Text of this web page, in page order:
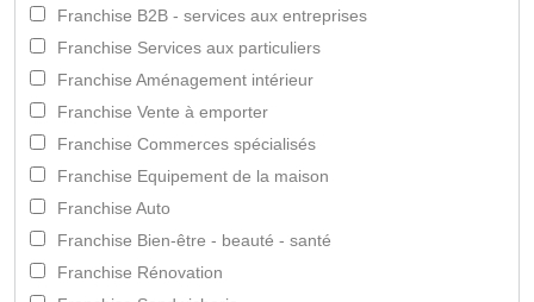
Franchise B2B - services aux entreprises
Franchise Services aux particuliers
Franchise Aménagement intérieur
Franchise Vente à emporter
Franchise Commerces spécialisés
Franchise Equipement de la maison
Franchise Auto
Franchise Bien-être - beauté - santé
Franchise Rénovation